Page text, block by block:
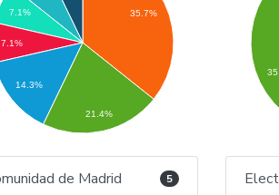
35.7%
7.1%
7.1%
14.3%
21.4%
de Madrid 5